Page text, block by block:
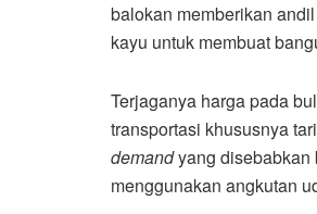
balokan memberikan
kayu untuk membuat
Terjaganya harga pada
transportasi khususnya
demandyang disebabkan
menggunakan angkutan